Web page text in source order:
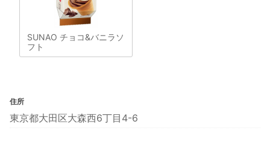
SUNAO チョコ&バニラソ
フト
住所
東京都大田区大森西6丁目4-6